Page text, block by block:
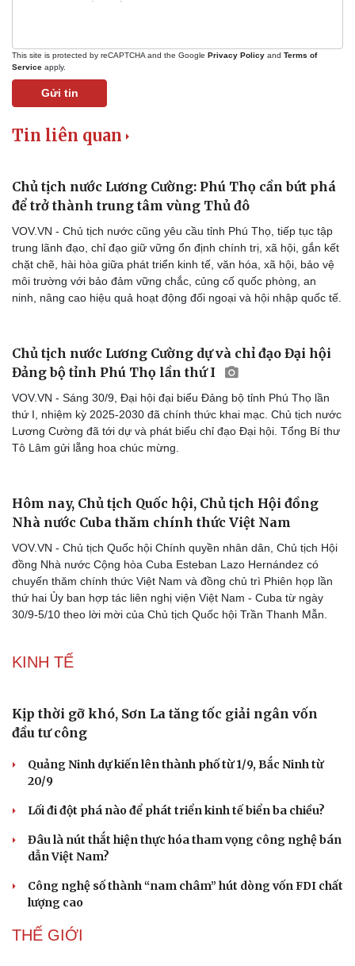
Doanh nghiệp
Thông tin doanh nghiệp
Vì cộng đồng
Công nghệ
Sành điệu
Chuyển đổi số
This site is protected by reCAPTCHA and the Google Privacy Policy and Terms of
Service apply.
Gửi tin
Tin liên quan
Chủ tịch nước Lương Cường: Phú Thọ cần bứt phá
để trở thành trung tâm vùng Thủ đô
VOV.VN - Chủ tịch nước cũng yêu cầu tỉnh Phú Thọ, tiếp tục tập
trung lãnh đạo, chỉ đạo giữ vững ổn định chính trị, xã hội, gắn kết
chặt chẽ, hài hòa giữa phát triển kinh tế, văn hóa, xã hội, bảo vệ
môi trường với bảo đảm vững chắc, củng cố quốc phòng, an
ninh, nâng cao hiệu quả hoạt động đối ngoại và hội nhập quốc tế.
Chủ tịch nước Lương Cường dự và chỉ đạo Đại hội
Đảng bộ tỉnh Phú Thọ lần thứ I
VOV.VN - Sáng 30/9, Đại hội đại biểu Đảng bộ tỉnh Phú Thọ lần
thứ I, nhiệm kỳ 2025-2030 đã chính thức khai mạc. Chủ tịch nước
Lương Cường đã tới dự và phát biểu chỉ đạo Đại hội. Tổng Bí thư
Tô Lâm gửi lẵng hoa chúc mừng.
Hôm nay, Chủ tịch Quốc hội, Chủ tịch Hội đồng
Nhà nước Cuba thăm chính thức Việt Nam
VOV.VN - Chủ tịch Quốc hội Chính quyền nhân dân, Chủ tịch Hội
đồng Nhà nước Cộng hòa Cuba Esteban Lazo Hernández có
chuyến thăm chính thức Việt Nam và đồng chủ trì Phiên họp lần
thứ hai Ủy ban hợp tác liên nghị viện Việt Nam - Cuba từ ngày
30/9-5/10 theo lời mời của Chủ tịch Quốc hội Trần Thanh Mẫn.
KINH TẾ
Kịp thời gỡ khó, Sơn La tăng tốc giải ngân vốn
đầu tư công
Quảng Ninh dự kiến lên thành phố từ 1/9, Bắc Ninh từ
20/9
Lối đi đột phá nào để phát triển kinh tế biển ba chiều?
Đâu là nút thắt hiện thực hóa tham vọng công nghệ bán
dẫn Việt Nam?
Công nghệ số thành “nam châm” hút dòng vốn FDI chất
lượng cao
THẾ GIỚI